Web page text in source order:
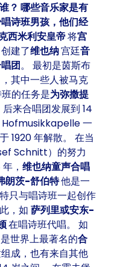
？ 哪些音乐家是有
诗班男孩，他们经
西米利安皇帝将宫
建了维也纳宫廷音
团。 最初是茵斯布
，其中一些人被马克
的任务是为弥撒提
来合唱团发展到 14
Hofmusikkapelle 一
1920 年解散。 在当
Schnitt）的努力
， 维也纳童声合唱
朗茨-舒伯特他是一
只与唱诗班一起创作
，如 萨列里或安东-
在唱诗班代唱。 如
是世界上最著名的合
成，也有来自其他